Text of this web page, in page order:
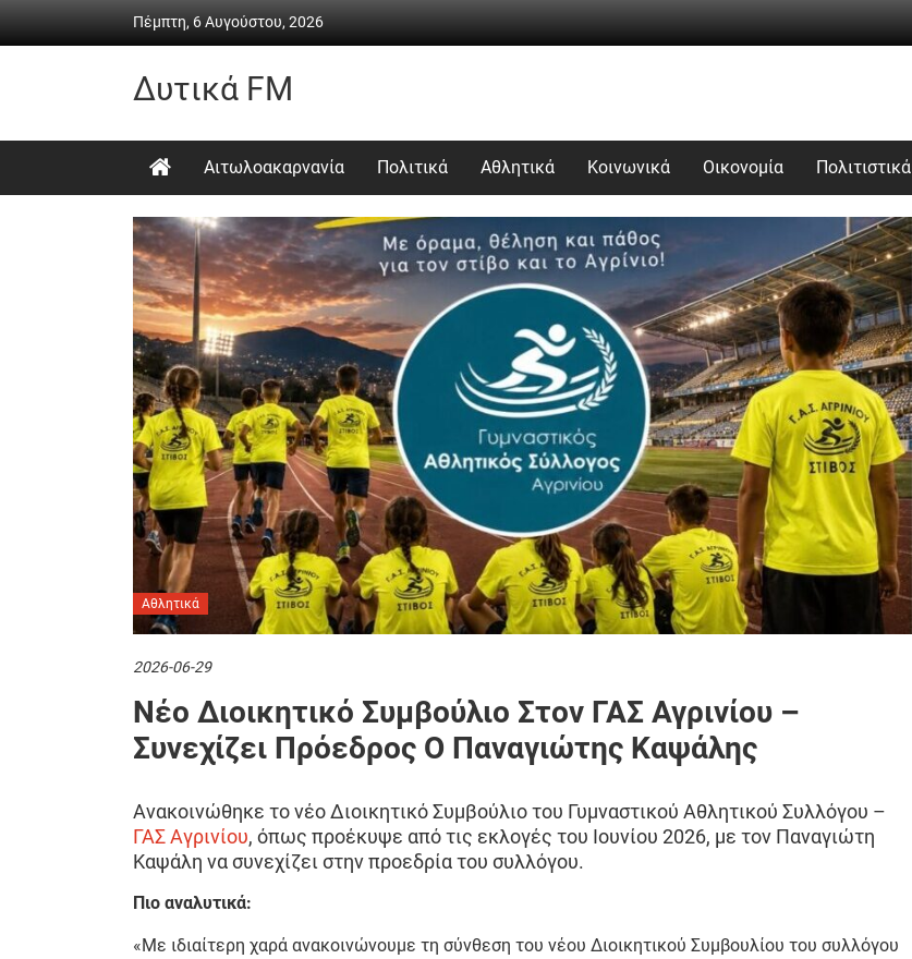
Πέμπτη, 6 Αυγούστου, 2026
Δυτικά FM
Καθημερινή
&
ψυχαγωγία
Αιτωλοακαρνανία Πολιτικά Αθλητικά Κοινωνικά Οικονομία Πολιτιστικά
Αθλητικά
2026-06-29
Νέο Διοικητικό Συμβούλιο Στον ΓΑΣ Αγρινίου –
Συνεχίζει Πρόεδρος Ο Παναγιώτης Καψάλης
Ανακοινώθηκε το νέο Διοικητικό Συμβούλιο του Γυμναστικού Αθλητικού Συλλόγου –
ΓΑΣ Αγρινίου, όπως προέκυψε από τις εκλογές του Ιουνίου 2026, με τον Παναγιώτη
Καψάλη να συνεχίζει στην προεδρία του συλλόγου.
Πιο αναλυτικά:
«Με ιδιαίτερη χαρά ανακοινώνουμε τη σύνθεση του νέου Διοικητικού Συμβουλίου του συλλόγου